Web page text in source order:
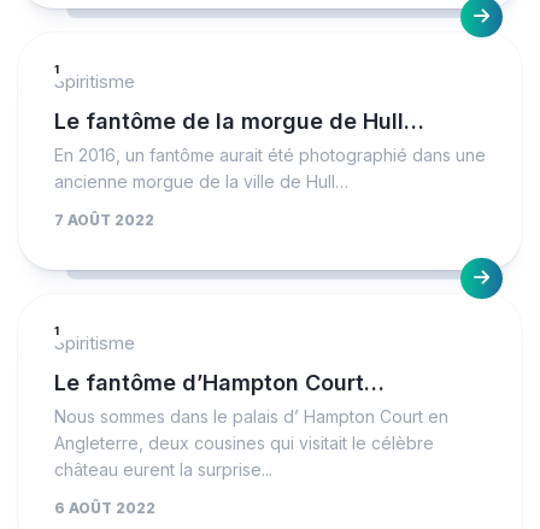
1
Spiritisme
Le fantôme de la morgue de Hull…
En 2016, un fantôme aurait été photographié dans une
ancienne morgue de la ville de Hull…
7 AOÛT 2022
1
Spiritisme
Le fantôme d’Hampton Court…
Nous sommes dans le palais d’ Hampton Court en
Angleterre, deux cousines qui visitait le célèbre
château eurent la surprise...
6 AOÛT 2022